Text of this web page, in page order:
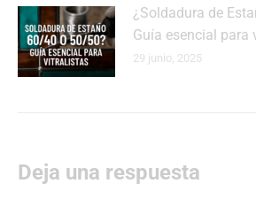
¿Soldadura de
Guía esencial para
29 junio, 2025
Deja una respuesta